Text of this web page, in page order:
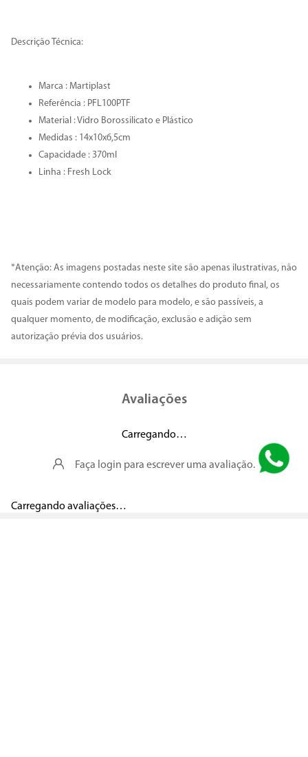
Descrição Técnica:
Marca : Martiplast
Referência : PFL100PTF
Material : Vidro Borossilicato e Plástico
Medidas : 14x10x6,5cm
Capacidade : 370ml
Linha : Fresh Lock
*Atenção: As imagens postadas neste site são apenas ilustrativas, não
necessariamente contendo todos os detalhes do produto final, os
quais podem variar de modelo para modelo, e são passíveis, a
qualquer momento, de modificação, exclusão e adição sem
autorização prévia dos usuários.
Avaliações
Carregando…
Faça login para escrever uma avaliação.
Carregando avaliações…